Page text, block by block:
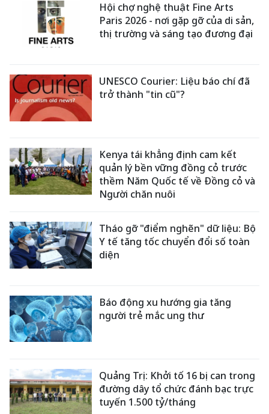
Hội chợ nghệ thuật Fine Arts
Paris 2026 - nơi gặp gỡ của di sản,
thị trường và sáng tạo đương đại
UNESCO Courier: Liệu báo chí đã
trở thành "tin cũ"?
Kenya tái khẳng định cam kết
quản lý bền vững đồng cỏ trước
thềm Năm Quốc tế về Đồng cỏ và
Người chăn nuôi
Tháo gỡ "điểm nghẽn" dữ liệu: Bộ
Y tế tăng tốc chuyển đổi số toàn
diện
Báo động xu hướng gia tăng
người trẻ mắc ung thư
Quảng Trị: Khởi tố 16 bị can trong
đường dây tổ chức đánh bạc trực
tuyến 1.500 tỷ/tháng